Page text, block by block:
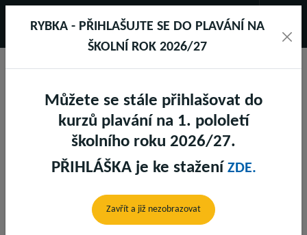
AREÁL
RYBKA - PŘIHLAŠUJTE SE DO PLAVÁNÍ NA
ŠKOLNÍ ROK 2026/27
Můžete se stále přihlašovat do
kurzů plavání na 1. pololetí
školního roku 2026/27.
PŘIHLÁŠKA je ke stažení ZDE.
Zavřít a již nezobrazovat